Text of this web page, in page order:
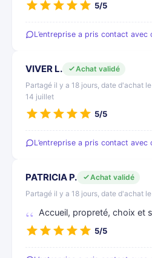
5/5
L’entreprise a pris contact avec
VIVER L.
Achat validé
Partagé il y a 18 jours, date d'achat le
14 juillet
5/5
L’entreprise a pris contact avec
PATRICIA P.
Achat validé
Partagé il y a 18 jours, date d'achat
Accueil, propreté, choix et
5/5